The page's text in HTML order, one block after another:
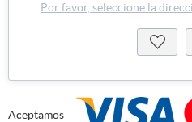
Por favor, seleccione la
Aceptamos